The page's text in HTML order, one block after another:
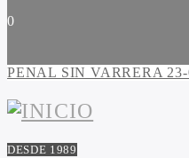
0
PENAL SIN VARRERA 23-
DESDE 1989